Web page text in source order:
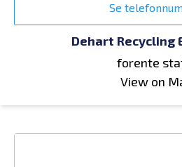
Se
Dehart Recycling
forente
View on